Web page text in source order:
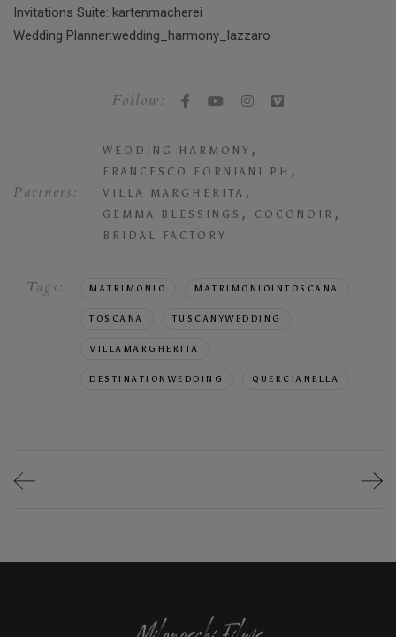
Invitations Suite: kartenmacherei
Wedding Planner:wedding_harmony_lazzaro
Follow:
Partners:
WEDDING HARMONY ,
FRANCESCO FORNIANI PH ,
VILLA MARGHERITA ,
GEMMA BLESSINGS , COCONOIR ,
BRIDAL FACTORY
Tags: MATRIMONIO MATRIMONIOINTOSCANA
TOSCANA TUSCANYWEDDING
VILLAMARGHERITA
DESTINATIONWEDDING QUERCIANELLA